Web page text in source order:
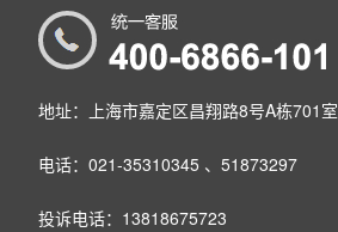
地址：上海市嘉定区昌翔路8号A栋701室
电话：021-35310345 、51873297
投诉电话：13818675723